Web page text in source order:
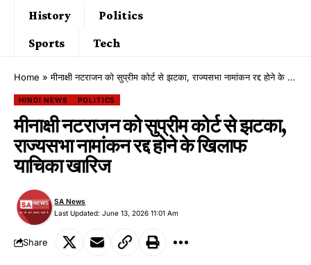
History
Politics
Sports
Tech
Home »मीनाक्षी नटराजन को सुप्रीम कोर्ट से झटका, राज्यसभा नामांकन रद्द होने के खिलाफ याचिका खारिज
HINDI NEWS POLITICS
मीनाक्षी नटराजन को सुप्रीम कोर्ट से झटका,
राज्यसभा नामांकन रद्द होने के खिलाफ
याचिका खारिज
Last Updated: June 13, 2026 11:01 Am
SA News
Share